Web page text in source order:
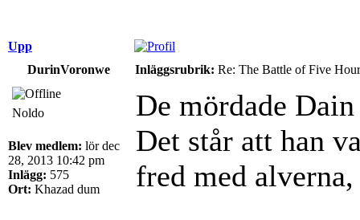
Upp
DurinVoronwe
Inläggsrubrik: Re: The Battle of Five
Noldo
Blev medlem: lör dec
28, 2013 10:42 pm
Inlägg: 575
Ort: Khazad dum
De mördade
Det står att han
fred med